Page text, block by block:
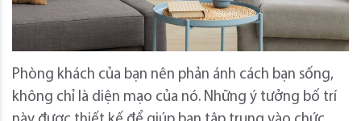
Phòng khách của bạn nên phản ánh cách bạn sống,
không chỉ là diện mạo của nó. Những ý tưởng bố trí